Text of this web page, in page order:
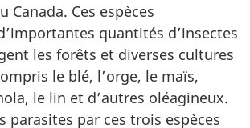
Canada. Ces espèces
quantités d’insectes
les forêts et diverses cultures
le blé, l’orge, le maïs,
le lin et d’autres oléagineux.
parasites par ces trois espèces